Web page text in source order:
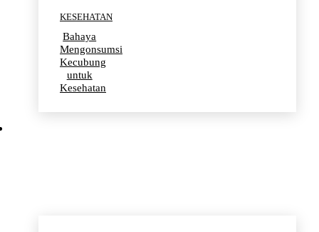
KESEHATAN
Bahaya
Mengonsumsi
Kecubung
untuk
Kesehatan